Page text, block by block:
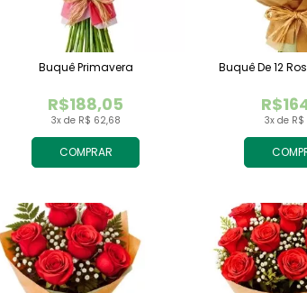
COMPRAR
3x de R$ 62,68
R$188,05
Buquê Primavera
3x de R$
Buquê De 12